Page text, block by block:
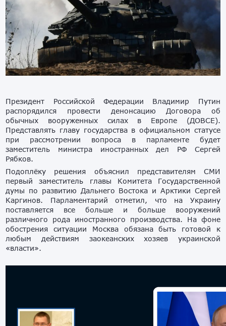
Президент Российской Федерации Владимир Путин
распорядился провести денонсацию Договора об
обычных вооруженных силах в Европе (ДОВСЕ).
Представлять главу государства в официальном статусе
при рассмотрении вопроса в парламенте будет
заместитель министра иностранных дел РФ Сергей
Рябков.
Подоплёку решения объяснил представителям СМИ
первый заместитель главы Комитета Государственной
думы по развитию Дальнего Востока и Арктики Сергей
Каргинов. Парламентарий отметил, что на Украину
поставляется все больше и больше вооружений
различного рода иностранного производства. На фоне
обострения ситуации Москва обязана быть готовой к
любым действиям заокеанских хозяев украинской
«власти».